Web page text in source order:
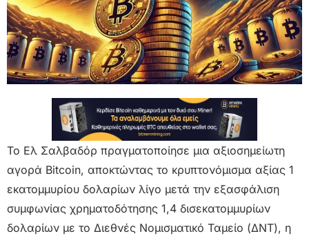
Το Ελ Σαλβαδόρ πραγματοποίησε μια αξιοσημείωτη
αγορά Bitcoin, αποκτώντας το κρυπτονόμισμα αξίας 1
εκατομμυρίου δολαρίων λίγο μετά την εξασφάλιση
συμφωνίας χρηματοδότησης 1,4 δισεκατομμυρίων
δολαρίων με το Διεθνές Νομισματικό Ταμείο (ΔΝΤ), η